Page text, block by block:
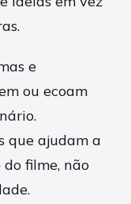
e
ou ecoam
que ajudam a
filme, não